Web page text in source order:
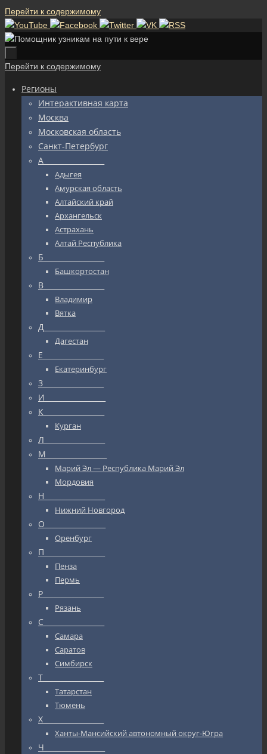
Перейти к содержимому
Перейти к содержимому
Регионы
Интерактивная карта
Москва
Московская область
Санкт-Петербург
А_________________
Адыгея
Амурская область
Алтайский край
Архангельск
Астрахань
Алтай Республика
Б_________________
Башкортостан
В_________________
Владимир
Вятка
Д_________________
Дагестан
Е_________________
Екатеринбург
З_________________
И_________________
К_________________
Курган
Л_________________
М_________________
Марий Эл — Республика Марий Эл
Мордовия
Н_________________
Нижний Новгород
О_________________
Оренбург
П_________________
Пенза
Пермь
Р_________________
Рязань
С_________________
Самара
Саратов
Симбирск
Т_________________
Татарстан
Тюмень
Х_________________
Ханты-Мансийский автономный округ-Югра
Ч_________________